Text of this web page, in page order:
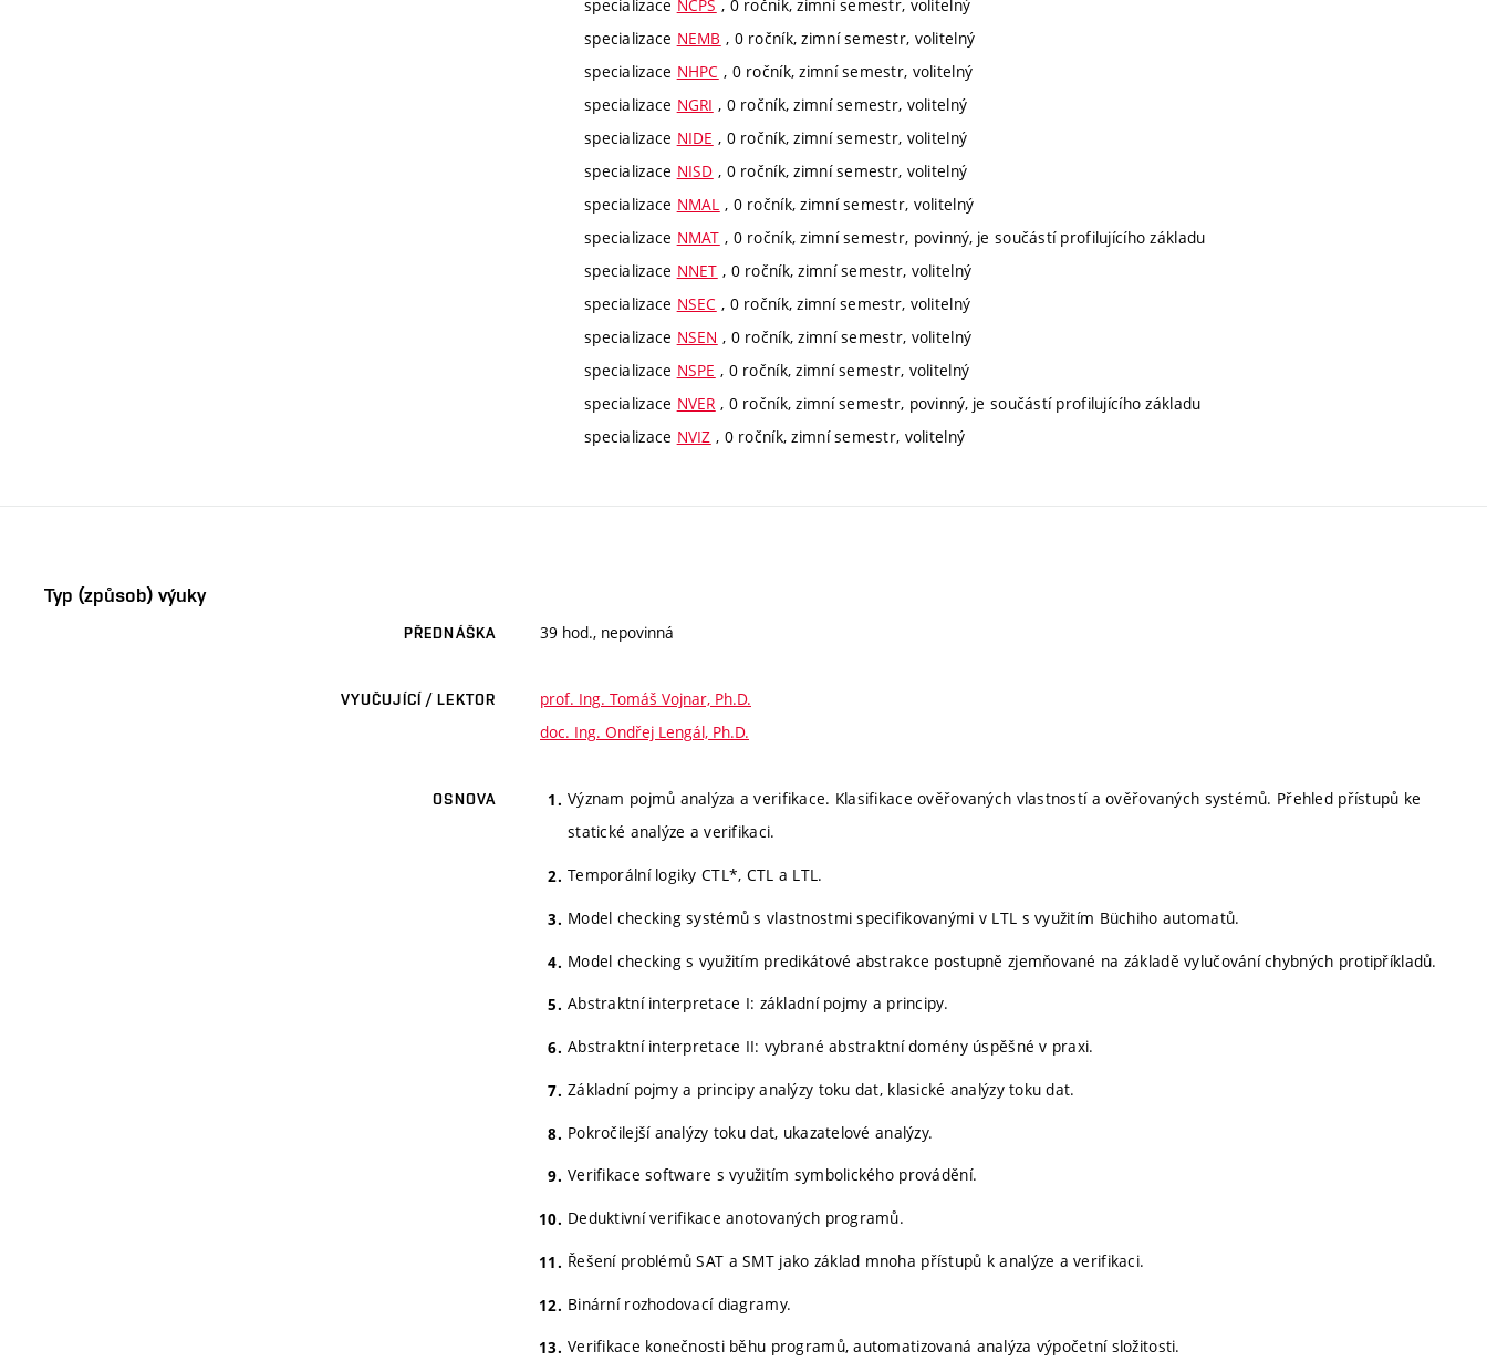
specializace NCPS , 0 ročník, zimní semestr, volitelný
specializace NEMB , 0 ročník, zimní semestr, volitelný
specializace NHPC , 0 ročník, zimní semestr, volitelný
specializace NGRI , 0 ročník, zimní semestr, volitelný
specializace NIDE , 0 ročník, zimní semestr, volitelný
specializace NISD , 0 ročník, zimní semestr, volitelný
specializace NMAL , 0 ročník, zimní semestr, volitelný
specializace NMAT , 0 ročník, zimní semestr, povinný, je součástí profilujícího základu
specializace NNET , 0 ročník, zimní semestr, volitelný
specializace NSEC , 0 ročník, zimní semestr, volitelný
specializace NSEN , 0 ročník, zimní semestr, volitelný
specializace NSPE , 0 ročník, zimní semestr, volitelný
specializace NVER , 0 ročník, zimní semestr, povinný, je součástí profilujícího základu
specializace NVIZ , 0 ročník, zimní semestr, volitelný
Typ (způsob) výuky
PŘEDNÁŠKA 39 hod., nepovinná
VYUČUJÍCÍ / LEKTOR
prof. Ing. Tomáš Vojnar, Ph.D.
doc. Ing. Ondřej Lengál, Ph.D.
OSNOVA
Význam pojmů analýza a verifikace. Klasifikace ověřovaných vlastností a ověřovaných systémů. Přehled přístupů ke
statické analýze a verifikaci.
Temporální logiky CTL*, CTL a LTL.
Model checking systémů s vlastnostmi specifikovanými v LTL s využitím Büchiho automatů.
Model checking s využitím predikátové abstrakce postupně zjemňované na základě vylučování chybných protipříkladů.
Abstraktní interpretace I: základní pojmy a principy.
Abstraktní interpretace II: vybrané abstraktní domény úspěšné v praxi.
Základní pojmy a principy analýzy toku dat, klasické analýzy toku dat.
Pokročilejší analýzy toku dat, ukazatelové analýzy.
Verifikace software s využitím symbolického provádění.
Deduktivní verifikace anotovaných programů.
Řešení problémů SAT a SMT jako základ mnoha přístupů k analýze a verifikaci.
Binární rozhodovací diagramy.
Verifikace konečnosti běhu programů, automatizovaná analýza výpočetní složitosti.